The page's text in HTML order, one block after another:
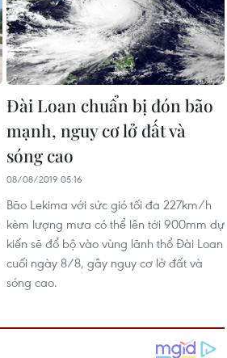
Đài Loan chuẩn bị đón bão
mạnh, nguy cơ lở đất và
sóng cao
08/08/2019 05:16
Bão Lekima với sức gió tối đa 227km/h
kèm lượng mưa có thể lên tới 900mm dự
kiến sẽ đổ bộ vào vùng lãnh thổ Đài Loan
cuối ngày 8/8, gây nguy cơ lở đất và
sóng cao.